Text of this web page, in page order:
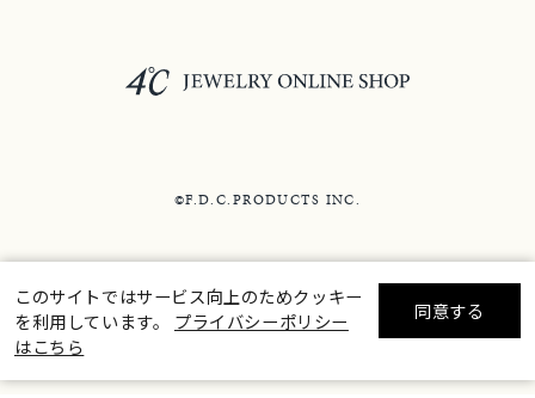
絞り込んで検索する
©F.D.C.PRODUCTS INC.
このサイトではサービス向上のためクッキー
を利用しています。 プライバシーポリシー
はこちら
同意する